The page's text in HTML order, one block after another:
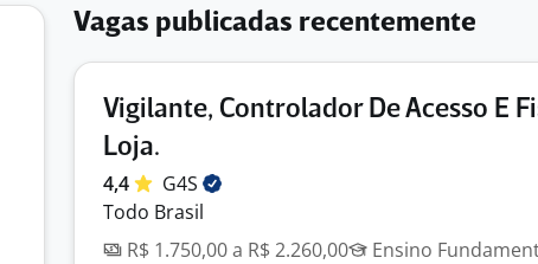
Vagas publicadas recentemente
Vigilante, Controlador De Acesso E
Loja.
4,4
G4S
Todo Brasil
R$ 1.750,00 a R$ 2.260,00
Ensino